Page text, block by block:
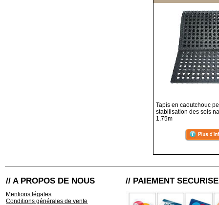
Tapis en caoutchouc
stabilisation des sols
1.75m
// A PROPOS DE NOUS
Mentions légales
Conditions générales de vente
// PAIEMENT SECURISE